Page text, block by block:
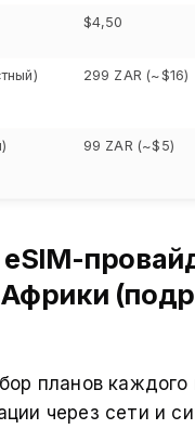
$4,50
299 ZAR (~$16)
99 ZAR (~$5)
планов каждого
через сети и